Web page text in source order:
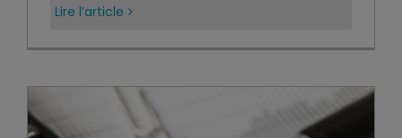
Lire l’article